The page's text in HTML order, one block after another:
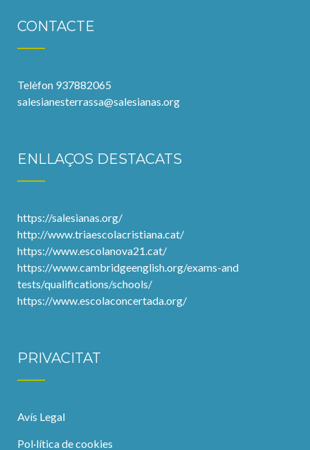
CONTACTE
Telèfon 937882065
salesianesterrassa@salesianas.org
ENLLAÇOS DESTACATS
https://salesianas.org/
http://www.triaescolacristiana.cat/
https://www.escolanova21.cat/
https://www.cambridgeenglish.org/exams-and
tests/qualifications/schools/
https://www.escolaconcertada.org/
PRIVACITAT
Avís Legal
Pol·lítica de cookies